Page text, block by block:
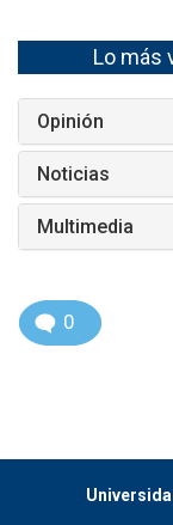
Lo más
Opinión
Noticias
Multimedia
0